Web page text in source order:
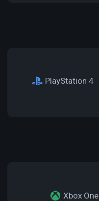
PlayStation 4
Xbox One